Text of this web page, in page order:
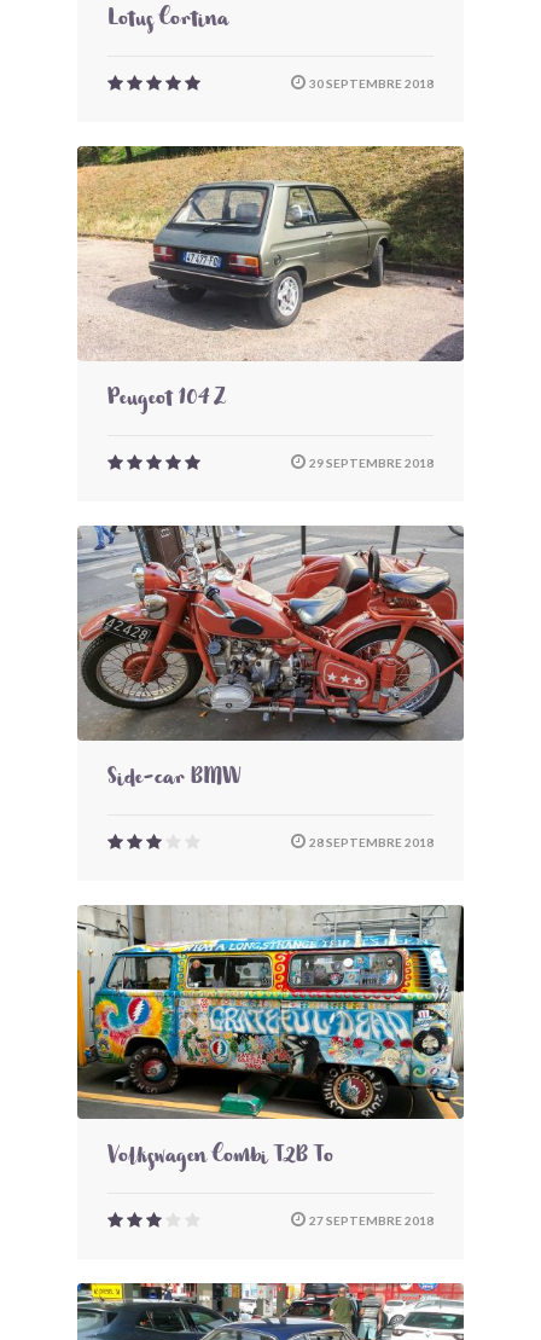
Lotus Cortina
30 SEPTEMBRE 2018
Peugeot 104 Z
29 SEPTEMBRE 2018
Side-car BMW
28 SEPTEMBRE 2018
Volkswagen Combi T2B To
27 SEPTEMBRE 2018